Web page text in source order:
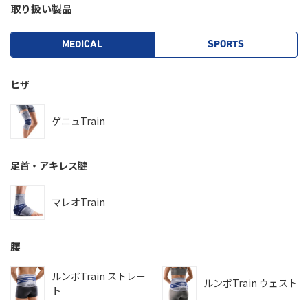
取り扱い製品
MEDICAL SPORTS
ヒザ
ゲニュTrain
足首・アキレス腱
マレオTrain
腰
ルンボTrain ストレー
ト
ルンボTrain ウェスト